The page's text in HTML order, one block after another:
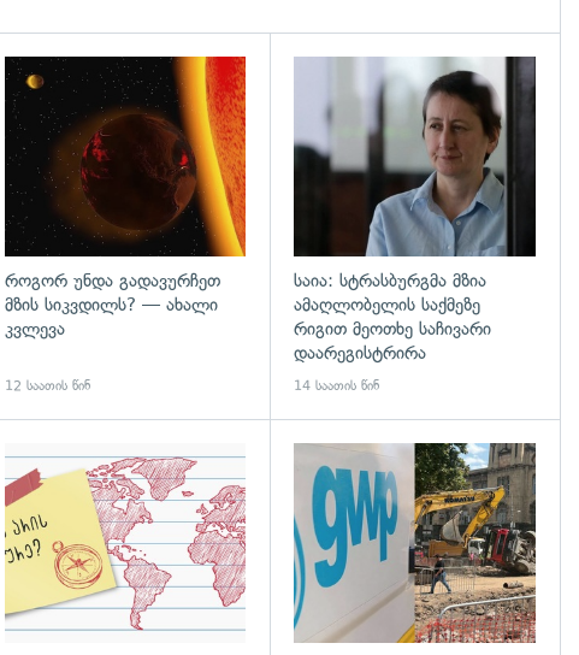
გადახედვა
როგორ უნდა გადავურჩეთ
მზის სიკვდილს? — ახალი
კვლევა
12 საათის წინ
საია: სტრასბურგმა მზია
ამაღლობელის საქმეზე
რიგით მეოთხე საჩივარი
დაარეგისტრირა
14 საათის წინ
გადახედვა